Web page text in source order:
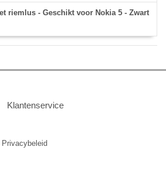
riemlus - Geschikt voor Nokia 5 - Zwart
Klantenservice